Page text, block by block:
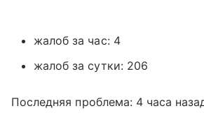
жалоб за час: 4
жалоб за сутки: 206
Последняя проблема: 4 часа